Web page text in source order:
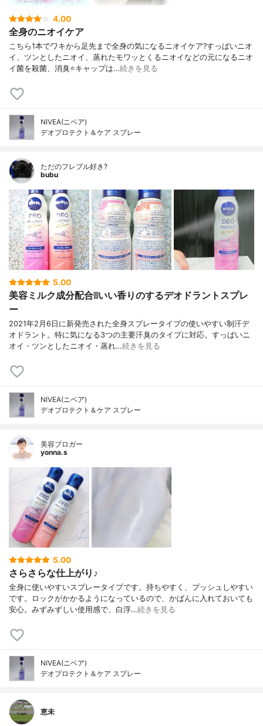
4.00
全身のニオイケア
こちら1本でワキから足先まで全身の気になるニオイケア?すっぱいニオ
イ、ツンとしたニオイ、蒸れたモワッとくるニオイなどの元になるニオ
イ菌を殺菌、消臭⭐️キャップは…続きを見る
NIVEA(ニベア)
デオプロテクト＆ケア スプレー
ただのフレブル好き?
bubu
5.00
美容ミルク成分配合❕❕いい香りのするデオドラントスプレ
ー
2021年2月6日に新発売された全身スプレータイプの使いやすい制汗デ
オドラント。特に気になる3つの主要汗臭のタイプに対応。すっぱいニ
オイ・ツンとしたニオイ・蒸れ…続きを見る
NIVEA(ニベア)
デオプロテクト＆ケア スプレー
美容ブロガー
yonna.s
5.00
さらさらな仕上がり♪
全身に使いやすいスプレータイプです。持ちやすく、プッシュしやすい
です。ロックがかかるようになっているので、かばんに入れておいても
安心。みずみずしい使用感で、白浮…続きを見る
NIVEA(ニベア)
デオプロテクト＆ケア スプレー
恵未